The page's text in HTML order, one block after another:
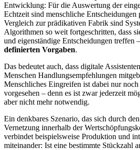
Entwicklung: Für die Auswertung der
Echtzeit sind menschliche
Vergleich zur prädikativen Fabrik sind
Algorithmen so weit fortgeschritten, dass
und eigenständige Entscheidungen treffen –
definierten Vorgaben.
Das bedeutet auch, dass digitale
Menschen Handlungsempfehlungen
Menschliches Eingreifen ist dabei nur
vorgesehen – denn es ist zwar jederzeit
aber nicht mehr notwendig.
Ein denkbares Szenario, das sich durch
Vernetzung innerhalb der
verbindet beispielsweise Produktion und
miteinander: Ist eine bestimmte Stückzahl